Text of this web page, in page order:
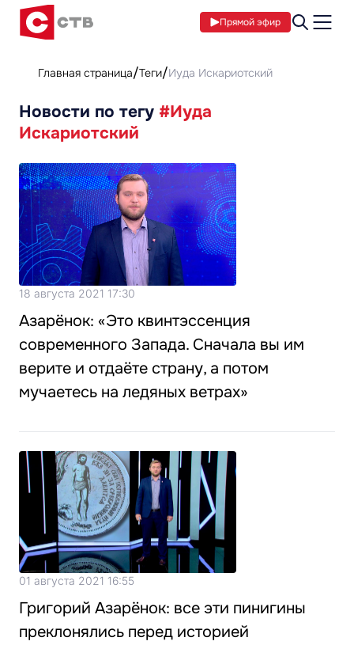
Прямой эфир
Главная страница Теги Иуда Искариотский
Новости по тегу #Иуда
Искариотский
18 августа 2021 17:30
Азарёнок: «Это квинтэссенция
современного Запада. Сначала вы им
верите и отдаёте страну, а потом
мучаетесь на ледяных ветрах»
01 августа 2021 16:55
Григорий Азарёнок: все эти пинигины
преклонялись перед историей